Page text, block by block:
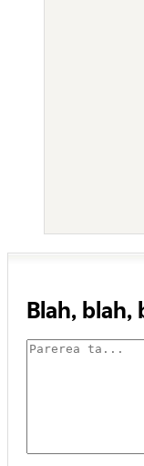
Blah, blah,